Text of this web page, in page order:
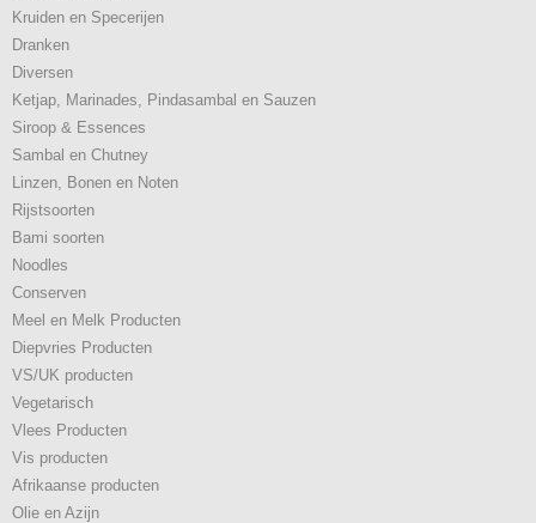
Kruiden en Specerijen
Dranken
Diversen
Ketjap, Marinades, Pindasambal en Sauzen
Siroop & Essences
Sambal en Chutney
Linzen, Bonen en Noten
Rijstsoorten
Bami soorten
Noodles
Conserven
Meel en Melk Producten
Diepvries Producten
VS/UK producten
Vegetarisch
Vlees Producten
Vis producten
Afrikaanse producten
Olie en Azijn